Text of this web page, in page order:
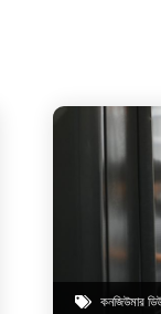
কনজিউমার